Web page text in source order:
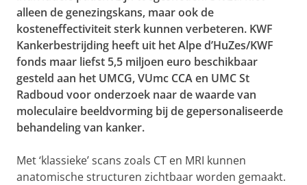
alleen de genezingskans, maar ook de
kosteneffectiviteit sterk kunnen verbeteren. KWF
Kankerbestrijding heeft uit het Alpe d’HuZes/KWF
fonds maar liefst 5,5 miljoen euro beschikbaar
gesteld aan het UMCG, VUmc CCA en UMC St
Radboud voor onderzoek naar de waarde van
moleculaire beeldvorming bij de gepersonaliseerde
behandeling van kanker.
Met ‘klassieke’ scans zoals CT en MRI kunnen
anatomische structuren zichtbaar worden gemaakt.